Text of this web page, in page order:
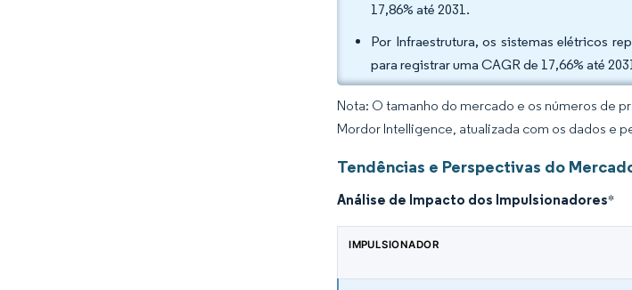
17,86% até 2031.
Por Infraestrutura, os sistemas elétricos
para registrar uma CAGR de 17,66% até
Nota: O tamanho do mercado e os números de
Mordor Intelligence, atualizada com os dados e
Tendências e Perspectivas do
Análise de Impacto dos Impulsionadores*
IMPULSIONADOR